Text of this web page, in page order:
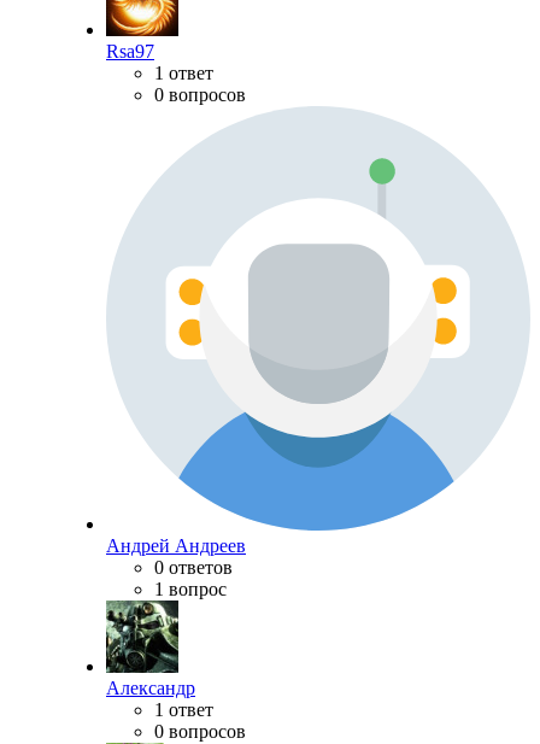
Rsa97
1 ответ
0 вопросов
Андрей Андреев
0 ответов
1 вопрос
Александр
1 ответ
0 вопросов